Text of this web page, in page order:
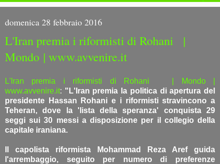
domenica 28 febbraio 2016
L'Iran premia i riformisti di Rohani |
Mondo | www.avvenire.it
L'Iran premia i riformisti di Rohani | Mondo |
www.avvenire.it: "L'Iran premia la politica di apertura del
presidente Hassan Rohani e i riformisti stravincono a
Teheran, dove la 'lista della speranza' conquista 29
seggi sui 30 messi a disposizione per il collegio della
capitale iraniana.
Il capolista riformista Mohammad Reza Aref guida
l'arrembaggio, seguito per numero di preferenze